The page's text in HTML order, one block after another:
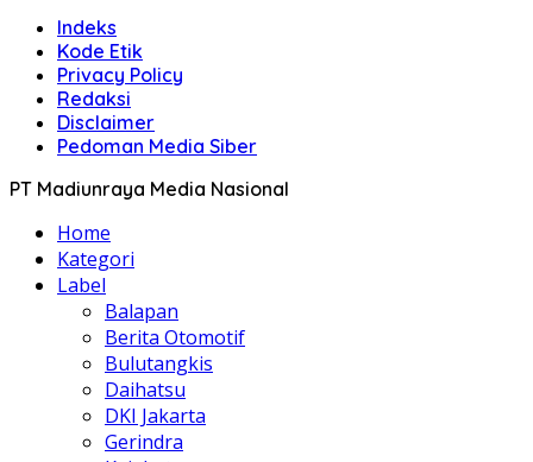
Indeks
Kode Etik
Privacy Policy
Redaksi
Disclaimer
Pedoman Media Siber
PT Madiunraya Media Nasional
Home
Kategori
Label
Balapan
Berita Otomotif
Bulutangkis
Daihatsu
DKI Jakarta
Gerindra